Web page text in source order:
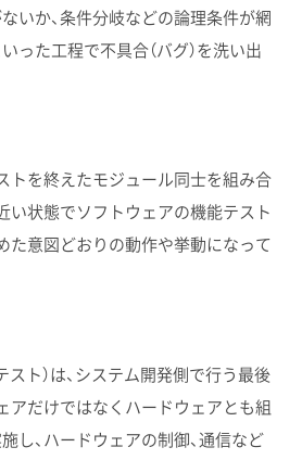
いか、条件分岐などの論理条件が網
った工程で不具合（バグ）を洗い出
トを終えたモジュール同士を組み合
い状態でソフトウェアの機能テスト
た意図どおりの動作や挙動になって
スト）は、システム開発側で行う最後
アだけではなくハードウェアとも組
し、ハードウェアの制御、通信など